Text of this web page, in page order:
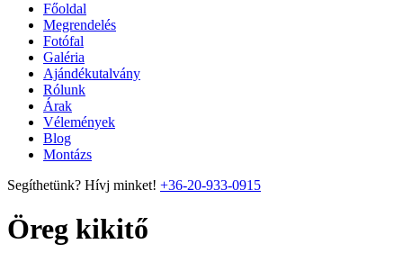
Főoldal
Megrendelés
Fotófal
Galéria
Ajándékutalvány
Rólunk
Árak
Vélemények
Blog
Montázs
Segíthetünk? Hívj minket! +36-20-933-0915
Öreg kikitő